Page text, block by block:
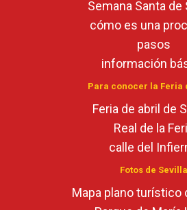
Semana Santa de
cómo es una
pasos
información
Para conocer la Feria
Feria de abril de
Real de la
calle del
Fotos de Sevilla
Mapa plano turístico